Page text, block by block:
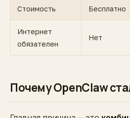
Стоимость Бесплатно
Интернет
обязателен
Нет
Почему OpenClaw